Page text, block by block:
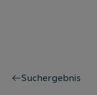
Suchergebnis